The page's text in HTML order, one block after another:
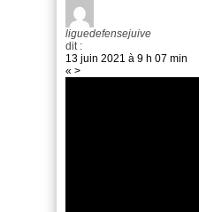
liguedefensejuive
dit :
13 juin 2021 à 9 h 07 min
« >